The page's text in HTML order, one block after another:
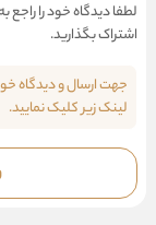
لطفا دیدگاه خود را راجع
اشتراک بگذارید.
جهت ارسال و دیدگاه
لینک زیر کلیک نمایید.